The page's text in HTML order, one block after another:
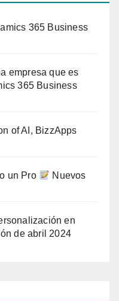
365 Business
empresa que es
365 Business
of AI, BizzApps
un Pro
Nuevos
en
de abril 2024